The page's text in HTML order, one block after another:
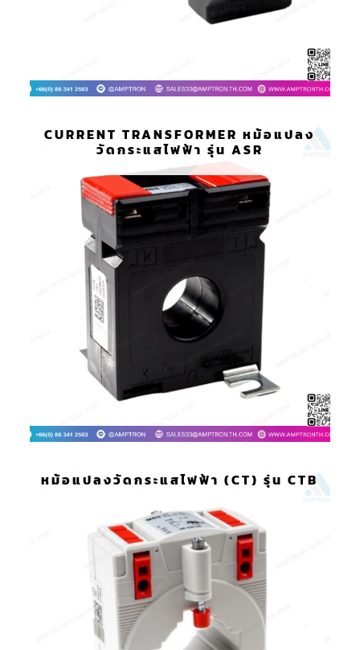
CURRENT TRANSFORMER หม้อแปลง
วัดกระแสไฟฟ้า รุ่น ASR
หม้อแปลงวัดกระแสไฟฟ้า (CT) รุ่น CTB